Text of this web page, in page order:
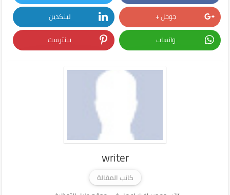
جوجل +
لينكدين
واتساب
بينترست
writer
كاتب المقالة